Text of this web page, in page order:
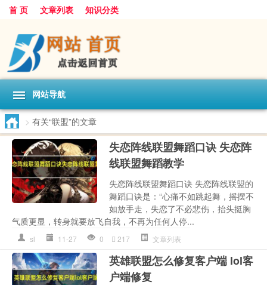
首 页 文章列表 知识分类
网站导航
> 有关“联盟”的文章
失恋阵线联盟舞蹈口诀 失恋阵
线联盟舞蹈教学
失恋阵线联盟舞蹈口诀 失恋阵线联盟的
舞蹈口诀是：“心痛不如跳起舞，摇摆不
如放手走，失恋了不必悲伤，抬头挺胸
气质更显，转身就要放飞自我，不再为任何人停...
sl 11-27 0 217 文章列表
英雄联盟怎么修复客户端 lol客
户端修复